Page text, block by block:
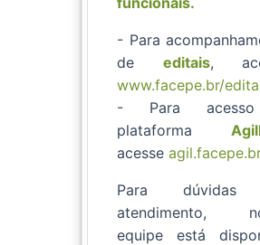
- Para
de editais,
www.facepe.br/
- Para
plataforma
acesse
Para dúvidas
atendimento,
equipe está